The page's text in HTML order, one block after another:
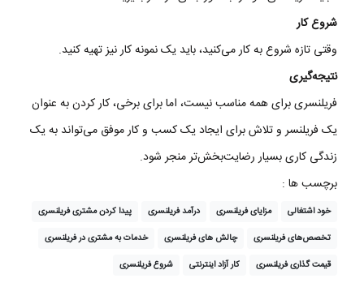
شروعکار
وقتی تازه شروعبهکارمی‌کنید،باید یکنمونهکارنیزتهیهکنید.
نتیجه‌گیری
فریلنسریبرایهمهمناسبنیست، امابرایبرخی،کارکردنبه عنوان
یک فریلنسروتلاشبرای ایجادیککسب وکارموفق می‌تواند بهیک
زندگی کاریبسیار رضایت‌بخش‌ترمنجر شود.
برچسب ها :
خود اشتغالی مزایای فریلنسری درآمد فریلنسری
پیدا کردن مشتری فریلنسری
تخصص‌های فریلنسری
چالش‌ های فریلنسری
خدمات به مشتری در فریلنسری
قیمت‌ گذاری فریلنسری
کار آزاد اینترنتی شروع فریلنسری